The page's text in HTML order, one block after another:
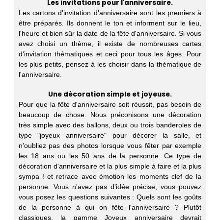
Les invitations pour l'anniversaire.
Les cartons d'invitation d'anniversaire sont les premiers à
être préparés. Ils donnent le ton et informent sur le lieu,
l'heure et bien sûr la date de la fête d'anniversaire. Si vous
avez choisi un thème, il existe de nombreuses cartes
d'invitation thématiques et ceci pour tous les âges. Pour
les plus petits, pensez à les choisir dans la thématique de
l'anniversaire.
Une décoration simple et joyeuse.
Pour que la fête d'anniversaire soit réussit, pas besoin de
beaucoup de chose. Nous préconisons une décoration
très simple avec des ballons, deux ou trois banderoles de
type "joyeux anniversaire" pour décorer la salle, et
n'oubliez pas des photos lorsque vous fêter par exemple
les 18 ans ou les 50 ans de la personne. Ce type de
décoration d'anniversaire et la plus simple à faire et la plus
sympa ! et retrace avec émotion les moments clef de la
personne. Vous n’avez pas d'idée précise, vous pouvez
vous posez les questions suivantes : Quels sont les goûts
de la personne à qui on fête l'anniversaire ? Plutôt
classiques, la gamme Joyeux anniversaire devrait